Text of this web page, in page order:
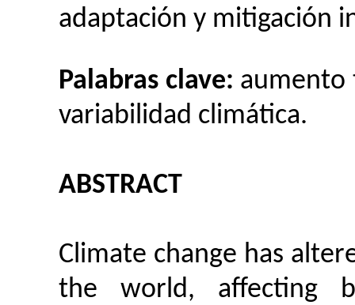
adaptación y mitigación
Palabras clave: aumento
variabilidad climática.
ABSTRACT
Climate change has
the world, affecting